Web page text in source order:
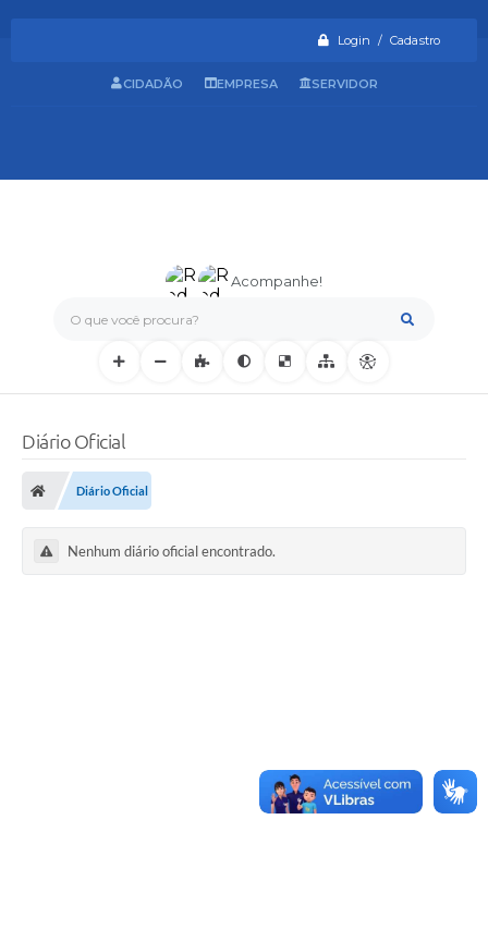
Login / Cadastro
O que você procura?
Acompanhe!
CIDADÃO EMPRESA SERVIDOR
Diário Oficial
Diário Oficial
Nenhum diário oficial encontrado.